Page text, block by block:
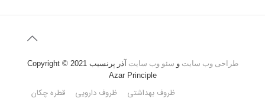
طراحی وب سایت و سئو وب سایت آذر پرنسیب Copyright © 2021
Azar Principle
ظروف بهداشتی ظروف دارویی قطره چکان